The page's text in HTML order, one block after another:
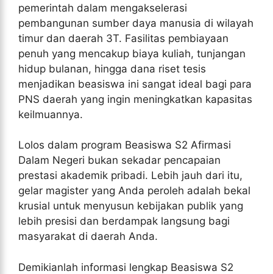
pemerintah dalam mengakselerasi
pembangunan sumber daya manusia di wilayah
timur dan daerah 3T. Fasilitas pembiayaan
penuh yang mencakup biaya kuliah, tunjangan
hidup bulanan, hingga dana riset tesis
menjadikan beasiswa ini sangat ideal bagi para
PNS daerah yang ingin meningkatkan kapasitas
keilmuannya.
Lolos dalam program Beasiswa S2 Afirmasi
Dalam Negeri bukan sekadar pencapaian
prestasi akademik pribadi. Lebih jauh dari itu,
gelar magister yang Anda peroleh adalah bekal
krusial untuk menyusun kebijakan publik yang
lebih presisi dan berdampak langsung bagi
masyarakat di daerah Anda.
Demikianlah informasi lengkap Beasiswa S2